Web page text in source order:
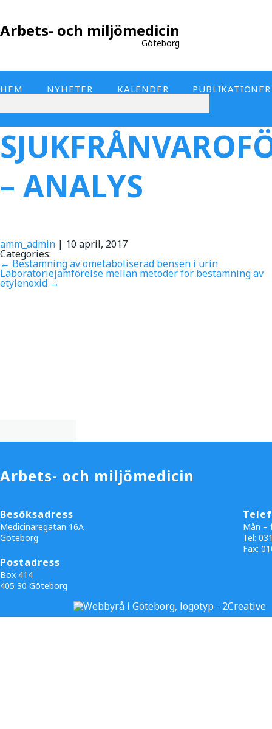
Arbets- och miljömedicin
Göteborg
HEM NYHETER KALENDER PUBLIKATIONER
– ANALYS
amm_admin | 10 april, 2017
Categories:
← Bestämning av ometaboliserad bensen i urin
Laboratoriejämförelse mellan metoder för bestämning av
etylenoxid →
Arbets- och miljömedicin
Besöksadress
Medicinaregatan 16A
Göteborg
Postadress
Box 414
405 30 Göteborg
Mån –
Tel:
Fax: